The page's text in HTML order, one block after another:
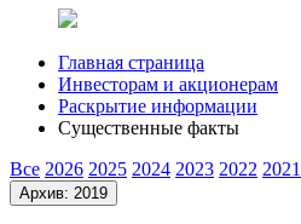
Главная страница
Инвесторам и акционерам
Раскрытие информации
Существенные факты
Все 2026 2025 2024 2023 2022 2021
Архив: 2019